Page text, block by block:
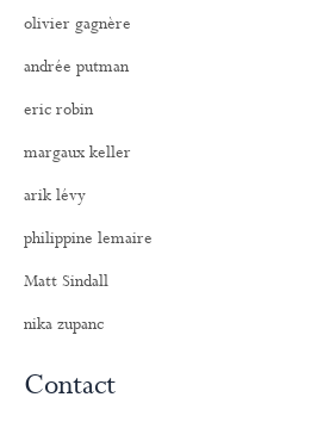
olivier gagnère
andrée putman
eric robin
margaux keller
arik lévy
philippine lemaire
Matt Sindall
nika zupanc
Contact